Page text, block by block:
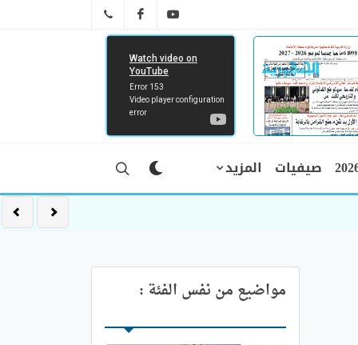
YT
FB
صيفيات المزيد
مواضيع من نفس الفئة :